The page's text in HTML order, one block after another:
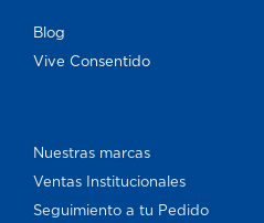
Blog
Vive Consentido
Nuestras marcas
Ventas Institucionales
Seguimiento a tu Pedido